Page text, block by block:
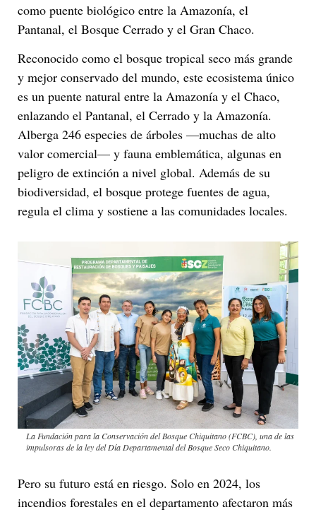
como puente biológico entre la Amazonía, el
Pantanal, el Bosque Cerrado y el Gran Chaco.
Reconocido como el bosque tropical seco más grande
y mejor conservado del mundo, este ecosistema único
es un puente natural entre la Amazonía y el Chaco,
enlazando el Pantanal, el Cerrado y la Amazonía.
Alberga 246 especies de árboles —muchas de alto
valor comercial— y fauna emblemática, algunas en
peligro de extinción a nivel global. Además de su
biodiversidad, el bosque protege fuentes de agua,
regula el clima y sostiene a las comunidades locales.
La Fundación para la Conservación del Bosque Chiquitano (FCBC), una de las
impulsoras de la ley del Día Departamental del Bosque Seco Chiquitano.
Pero su futuro está en riesgo. Solo en 2024, los
incendios forestales en el departamento afectaron más